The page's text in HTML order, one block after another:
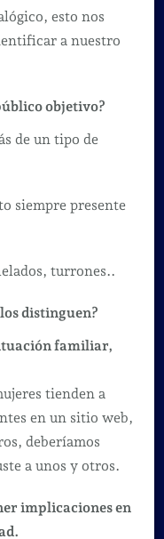
esto nos
a nuestro
objetivo?
de un tipo de
siempre presente
turrones..
distinguen?
familiar,
tienden a
en un sitio web,
deberíamos
a unos y otros.
implicaciones en